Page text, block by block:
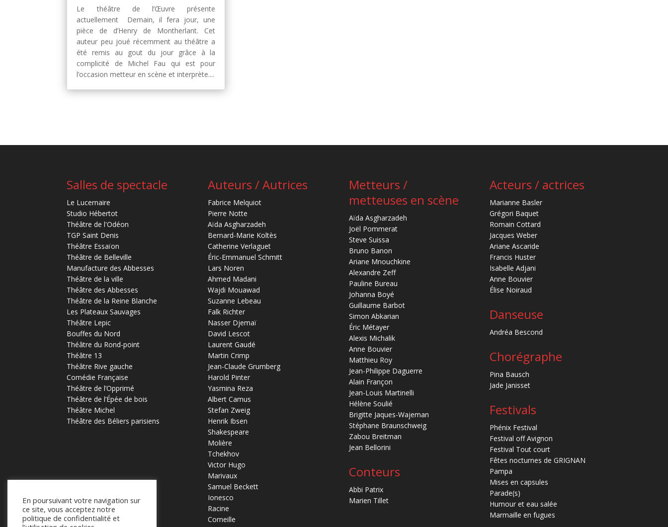
Le théâtre de l’Œuvre présente
actuellement Demain, il fera jour, une
pièce de d’Henry de Montherlant. Cet
auteur peu joué récemment au théâtre a
été remis au gout du jour grâce à la
complicité de Michel Fau qui est pour
l’occasion metteur en scène et interprète....
Salles de spectacle
Le Lucernaire
Studio Hébertot
Théâtre de l'Odéon
TGP Saint Denis
Théâtre Essaïon
Théâtre de Belleville
Manufacture des Abbesses
Théâtre de la ville
Théâtre des Abbesses
Théâtre de la Reine Blanche
Les Plateaux Sauvages
Théâtre Lepic
Bouffes du Nord
Théâtre du Rond-point
Théâtre 13
Théâtre Rive gauche
Comédie Française
Théâtre de l’Opprimé
Théâtre de l’Épée de bois
Théâtre Michel
Théâtre des Béliers parisiens
Auteurs / Autrices
Fabrice Melquiot
Pierre Notte
Aïda Asgharzadeh
Bernard-Marie Koltès
Catherine Verlaguet
Éric-Emmanuel Schmitt
Lars Noren
Ahmed Madani
Wajdi Mouawad
Suzanne Lebeau
Falk Richter
Nasser Djemaï
David Lescot
Laurent Gaudé
Martin Crimp
Jean-Claude Grumberg
Harold Pinter
Yasmina Reza
Albert Camus
Stefan Zweig
Henrik Ibsen
Shakespeare
Molière
Tchekhov
Victor Hugo
Marivaux
Samuel Beckett
Ionesco
Racine
Corneille
Metteurs /
metteuses en scène
Aïda Asgharzadeh
Joël Pommerat
Steve Suissa
Bruno Banon
Ariane Mnouchkine
Alexandre Zeff
Pauline Bureau
Johanna Boyé
Guillaume Barbot
Simon Abkarian
Éric Métayer
Alexis Michalik
Anne Bouvier
Matthieu Roy
Jean-Philippe Daguerre
Alain Françon
Jean-Louis Martinelli
Hélène Soulié
Brigitte Jaques-Wajeman
Stéphane Braunschweig
Zabou Breitman
Jean Bellorini
Conteurs
Abbi Patrix
Marien Tillet
Acteurs / actrices
Marianne Basler
Grégori Baquet
Romain Cottard
Jacques Weber
Ariane Ascaride
Francis Huster
Isabelle Adjani
Anne Bouvier
Élise Noiraud
Danseuse
Andréa Bescond
Chorégraphe
Pina Bausch
Jade Janisset
Festivals
Phénix Festival
Festival off Avignon
Festival Tout court
Fêtes nocturnes de GRIGNAN
Pampa
Mises en capsules
Parade(s)
Humour et eau salée
Marmaille en fugues
En poursuivant votre navigation sur
ce site, vous acceptez notre
politique de confidentialité et